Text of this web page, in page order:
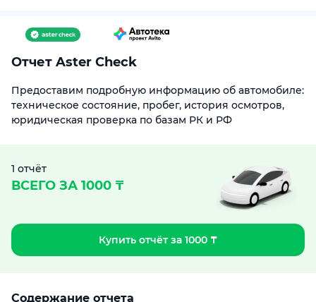
Отчет Aster Check
Предоставим подробную информацию об автомобиле:
техническое состояние, пробег, история осмотров,
юридическая проверка по базам РК и РФ
1 отчёт
ВСЕГО ЗА 1000 ₸
Купить отчёт за 1000 ₸
Содержание отчета